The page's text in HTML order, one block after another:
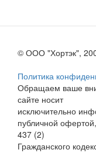
© ООО "Хортэк",
Политика
Обращаем ваше
сайте носит
исключительно
публичной
437 (2)
Гражданского